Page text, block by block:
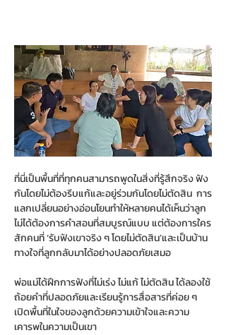
ที่นี่เป็นพื้นที่ที่ทุกคนสามารถพูดในสิ่งที่รู้สึกจริง ฟัง
กันโดยไม่ต้องรีบแก้และอยู่ร่วมกันโดยไม่ตัดสิน  การ
แลกเปลี่ยนอย่างอ่อนโยนทำให้หลายคนได้เห็นว่าลูก
ไม่ได้ต้องการคำสอนที่สมบูรณ์แบบ แต่ต้องการใคร
สักคนที่ ‘รับฟังเขาจริง ๆ โดยไม่ตัดสิน’และเป็นบ้าน
ทางใจที่ลูกกลับมาได้อย่างปลอดภัยเสมอ
พ่อแม่ได้ฝึกการฟังที่ไม่เร่ง ไม่แก้ ไม่ตัดสิน ได้ลองใช้
ถ้อยคำที่ปลอดภัยและเรียนรู้การสื่อสารที่ค่อย ๆ
เปิดพื้นที่ในใจของลูกด้วยความเข้าใจและความ
เคารพในความเป็นเขา